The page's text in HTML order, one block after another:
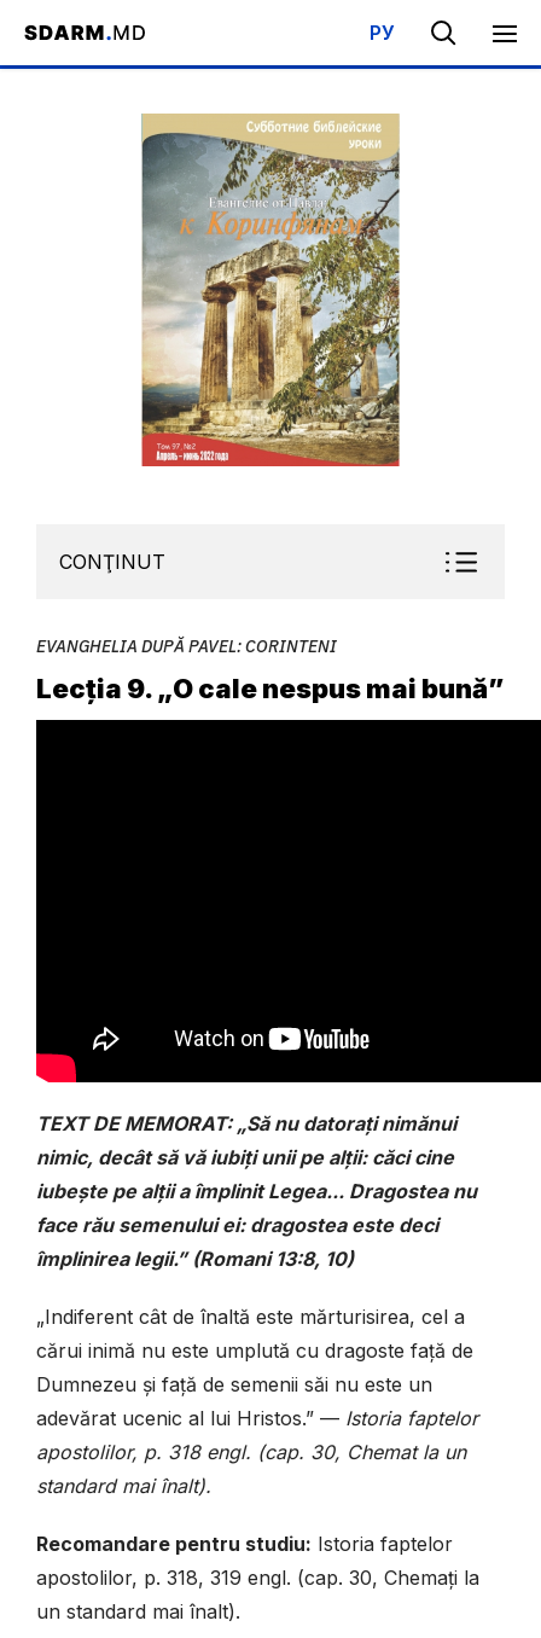
РУ
Acasa / Bibliotecă / Şcoala de Sabat / Evanghelia după Pavel:
CONŢINUT
EVANGHELIA DUPĂ PAVEL: CORINTENI
Lecția 9. „O cale nespus mai bună”
TEXT DE MEMORAT: „Să nu datorați nimănui
nimic, decât să vă iubiți unii pe alții: căci cine
iubește pe alții a împlinit Legea... Dragostea nu
face rău semenului ei: dragostea este deci
împlinirea legii.” (Romani 13:8, 10)
„Indiferent cât de înaltă este mărturisirea, cel a
cărui inimă nu este umplută cu dragoste față de
Dumnezeu și față de semenii săi nu este un
adevărat ucenic al lui Hristos.” — Istoria faptelor
apostolilor, p. 318 engl. (cap. 30, Chemat la un
standard mai înalt).
Recomandare pentru studiu: Istoria faptelor
apostolilor, p. 318, 319 engl. (cap. 30, Chemați la
un standard mai înalt).